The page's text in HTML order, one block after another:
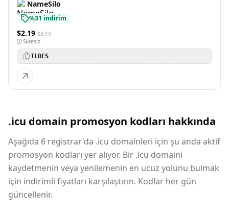
NameSilo
%31 indirim
$2.19 $3.19
Süresiz
TLDES
.icu domain promosyon kodları hakkında
Aşağıda 6 registrar'da .icu domainleri için şu anda aktif
promosyon kodları yer alıyor. Bir .icu domaini
kaydetmenin veya yenilemenin en ucuz yolunu bulmak
için indirimli fiyatları karşılaştırın. Kodlar her gün
güncellenir.